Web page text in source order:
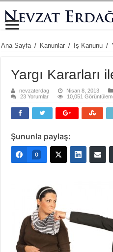
Ana Sayfa / Kanunlar / İş Kanunu /
Yargı Kararları
nevzaterdag Nisan 8, 2013
23 Yorumlar
10,051
Şununla paylaş:
0